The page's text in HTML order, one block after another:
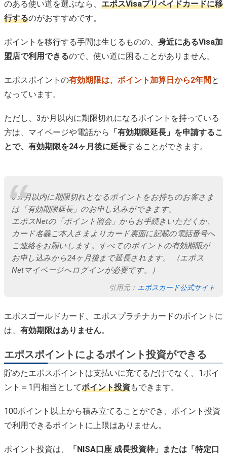
のある使い道を選ぶなら、 エポスVisaプリペイドカードに移
行するのがおすすめです。
ポイントを移行する手間は生じるものの、 身近にあるVisa加
盟店で利用できるので、使い道に困ることがありません。
エポスポイントの有効期限は、ポイント加算日から2年間 と
なっています。
ただし、3か月以内に期限切れになるポイントを持っている
方は、マイページや電話から 「有効期限延長」を申請するこ
とで、有効期限を24ヶ月後に延長することができます。
3ヵ月以内に期限切れとなるポイントをお持ちのお客さま
は「有効期限延長」のお申し込みができます。
エポスNetの「ポイント照会」からお手続きいただくか、
カード名義ご本人さまよりカード裏面に記載の電話番号へ
ご連絡をお願いします。すべてのポイントの有効期限が
お申し込みから24ヶ月後まで延長されます。 （エポス
Netマイページへログインが必要です。）
引用元： エポスカード公式サイト
エポスゴールドカード、エポスプラチナカードのポイントに
は、 有効期限はありません。
エポスポイントによるポイント投資ができる
貯めたエポスポイントは支払いに充てるだけでなく、1ポイ
ント＝1円相当としてポイント投資もできます。
100ポイント以上から積み立てることができ、ポイント投資
で利用できるポイントに上限はありません。
ポイント投資は、
「NISA口座 成長投資枠」または「特定口